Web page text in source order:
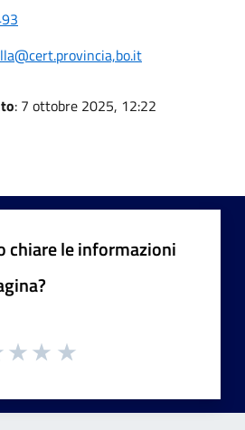
: 7 ottobre 2025, 12:22
chiare le informazioni